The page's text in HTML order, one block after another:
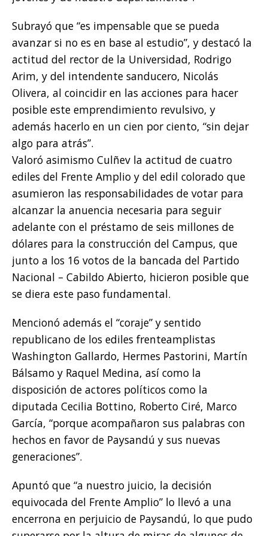
Subrayó que “es impensable que se pueda
avanzar si no es en base al estudio”, y destacó la
actitud del rector de la Universidad, Rodrigo
Arim, y del intendente sanducero, Nicolás
Olivera, al coincidir en las acciones para hacer
posible este emprendimiento revulsivo, y
además hacerlo en un cien por ciento, “sin dejar
algo para atrás”.
Valoró asimismo Culñev la actitud de cuatro
ediles del Frente Amplio y del edil colorado que
asumieron las responsabilidades de votar para
alcanzar la anuencia necesaria para seguir
adelante con el préstamo de seis millones de
dólares para la construcción del Campus, que
junto a los 16 votos de la bancada del Partido
Nacional – Cabildo Abierto, hicieron posible que
se diera este paso fundamental.
Mencionó además el “coraje” y sentido
republicano de los ediles frenteamplistas
Washington Gallardo, Hermes Pastorini, Martín
Bálsamo y Raquel Medina, así como la
disposición de actores políticos como la
diputada Cecilia Bottino, Roberto Ciré, Marco
García, “porque acompañaron sus palabras con
hechos en favor de Paysandú y sus nuevas
generaciones”.
Apuntó que “a nuestro juicio, la decisión
equivocada del Frente Amplio” lo llevó a una
encerrona en perjuicio de Paysandú, lo que pudo